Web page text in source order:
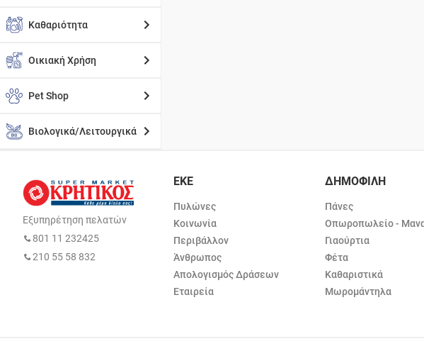
Καθαριότητα
Οικιακή Χρήση
Pet Shop
Βιολογικά/Λειτουργικά
Εξυπηρέτηση πελατών
801 11 232425
210 55 58 832
ΕΚΕ
Πυλώνες
Κοινωνία
Περιβάλλον
Άνθρωπος
Απολογισμός Δράσεων
Εταιρεία
ΔΗΜΟΦΙΛΗ
Πάνες
Οπωροπωλείο -
Γιαούρτια
Φέτα
Καθαριστικά
Μωρομάντηλα